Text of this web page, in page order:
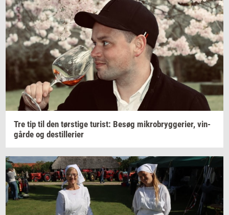
Tre tip til den tørsti­ge turist: Besøg mi­kro­bryg­ge­ri­er, vin­
går­de og destil­le­ri­er